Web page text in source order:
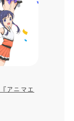
アニマエ